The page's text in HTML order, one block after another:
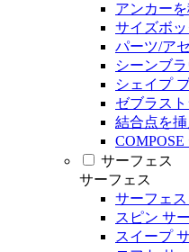
アンカー
サイズボ
パーツ/ア
シーンブ
シェイプ
ゼブラス
結合点を挿
サーフェス
サーフェス
サーフェ
スピン サ
スイープ